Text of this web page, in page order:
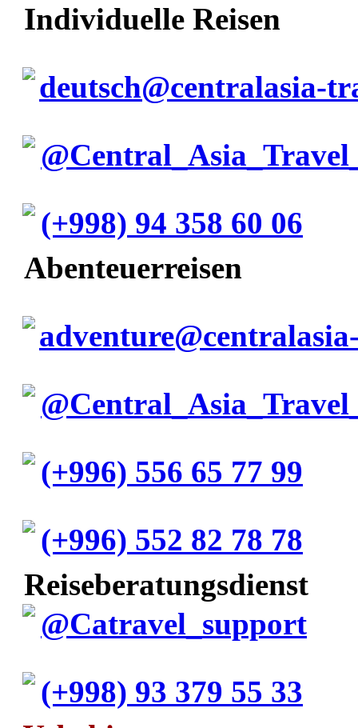
Individuelle Reisen
deutsch@centralasia-
(+998) 94 358 60 06
Abenteuerreisen
(+996) 556 65 77 99
(+996) 552 82 78 78
Reiseberatungsdienst
@Catravel_support
(+998) 93 379 55 33